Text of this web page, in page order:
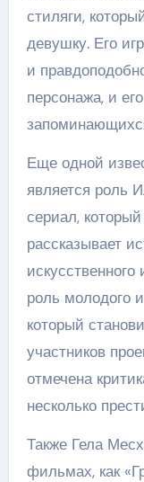
стиляги,
девушку. Его
и
персонажа, и
Еще одной
является роль
сериал,
рассказывает
роль молодого
который
участников
отмечена
несколько
Также Гела
фильмах, как